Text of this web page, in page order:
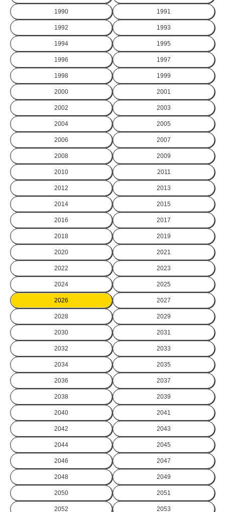
1990 1991
1992 1993
1994 1995
1996 1997
1998 1999
2000 2001
2002 2003
2004 2005
2006 2007
2008 2009
2010 2011
2012 2013
2014 2015
2016 2017
2018 2019
2020 2021
2022 2023
2024 2025
2026 2027
2028 2029
2030 2031
2032 2033
2034 2035
2036 2037
2038 2039
2040 2041
2042 2043
2044 2045
2046 2047
2048 2049
2050 2051
2052 2053